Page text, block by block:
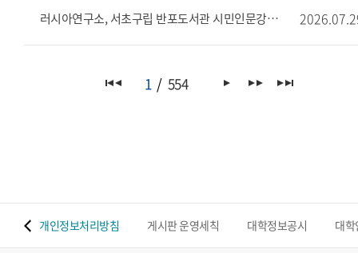
러시아연구소, 서초구립 반포도서관 시민인문강좌 개최 안내
1 554
개인정보처리방침 게시판 운영세칙 대학정보공시 대